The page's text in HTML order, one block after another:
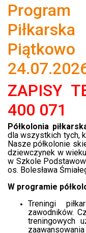
ZAPISY
400 071
Półkolonia
dla wszystkich tych,
Nasze półkolonie
dziewczynek w
w Szkole
os. Bolesława
W programie
Treningi
zawodników.
treningowych